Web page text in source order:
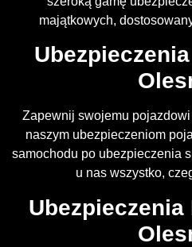
majątkowych,
Zapewnij swojemu
naszym ubezpieczeniom
samochodu po ubezpieczenia
u nas wszystko,